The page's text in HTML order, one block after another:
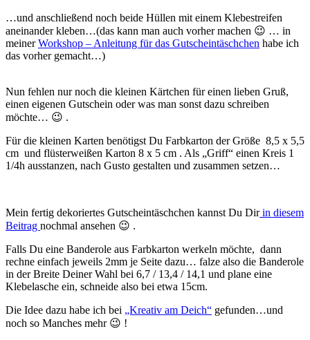
…und anschließend noch beide Hüllen mit einem Klebestreifen
aneinander kleben…(das kann man auch vorher machen 😉 … in
meinerWorkshop – Anleitung für das Gutscheintäschchen habe ich
das vorher gemacht…)
Nun fehlen nur noch die kleinen Kärtchen für einen lieben Gruß,
einen eigenen Gutschein oder was man sonst dazu schreiben
möchte… 😉 .
Für die kleinen Karten benötigst Du Farbkarton der Größe 8,5 x 5,5
cm und flüsterweißen Karton 8 x 5 cm . Als „Griff“ einen Kreis 1
1/4h ausstanzen, nach Gusto gestalten und zusammen setzen…
Mein fertig dekoriertes Gutscheintäschchen kannst Du Dirin diesem
Beitrag nochmal ansehen 😉 .
Falls Du eine Banderole aus Farbkarton werkeln möchte, dann
rechne einfach jeweils 2mm je Seite dazu… falze also die Banderole
in der Breite Deiner Wahl bei 6,7 / 13,4 / 14,1 und plane eine
Klebelasche ein, schneide also bei etwa 15cm.
Die Idee dazu habe ich bei „Kreativ am Deich“ gefunden…und
noch so Manches mehr 😉 !